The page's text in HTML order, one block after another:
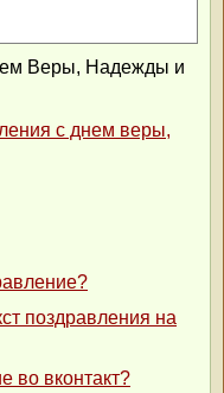
Веры, Надежды и
с днем веры,
поздравления на
во вконтакт?